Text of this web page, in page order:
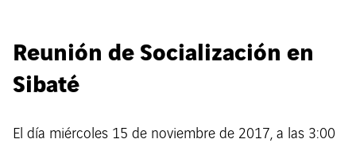
Reunión de Socialización en
Sibaté
El día miércoles 15 de noviembre de 2017, a las 3:00